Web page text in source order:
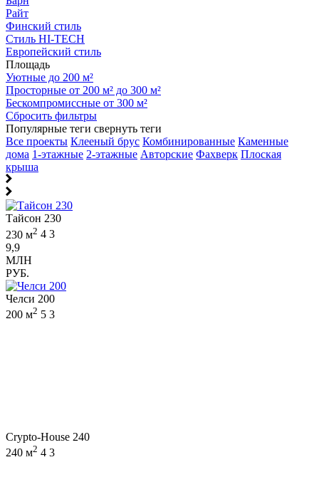
Райт
Финский стиль
Стиль HI-TECH
Европейский стиль
Площадь
Уютные до 200 м²
Просторные от 200 м² до 300 м²
Бескомпромиссные от 300 м²
Сбросить фильтры
Популярные теги свернуть теги
Все проекты Клееный брус Комбинированные Каменные
дома 1-этажные 2-этажные Авторские Фахверк Плоская
крыша
Тайсон 230
230 м2 4 3
9,9
МЛН
РУБ.
Челси 200
200 м2 5 3
Crypto-House 240
240 м2 4 3